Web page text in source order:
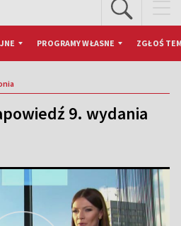
PROGRAMY WŁASNE ZGŁOŚ
9. wydania